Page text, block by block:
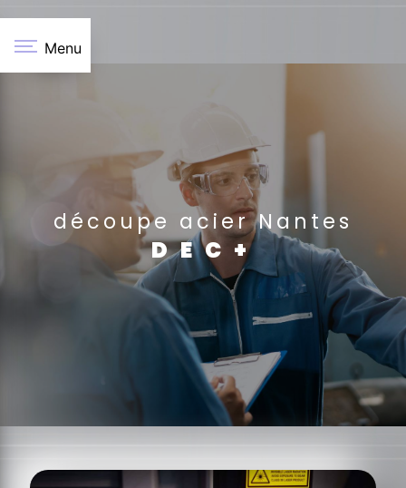
Menu
découpe acier Nantes
DEC+